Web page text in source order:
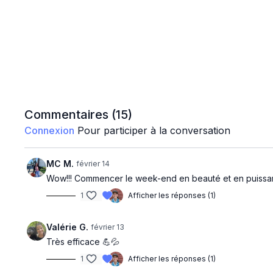
Commentaires (15)
Connexion Pour participer à la conversation
MC M. février 14
Wow!!! Commencer le week-end en beauté et en
1 Afficher les réponses (1)
Valérie G. février 13
Très efficace 💪💦
1 Afficher les réponses (1)